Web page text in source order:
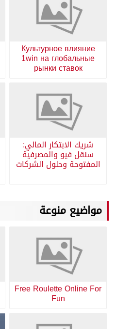
Культурное влияние
1win на глобальные
рынки ставок
شريك الابتكار المالي:
سنقل فيو والمصرفية
المفتوحة وحلول الشركات
مواضيع منوعة
Free Roulette Online For
Fun